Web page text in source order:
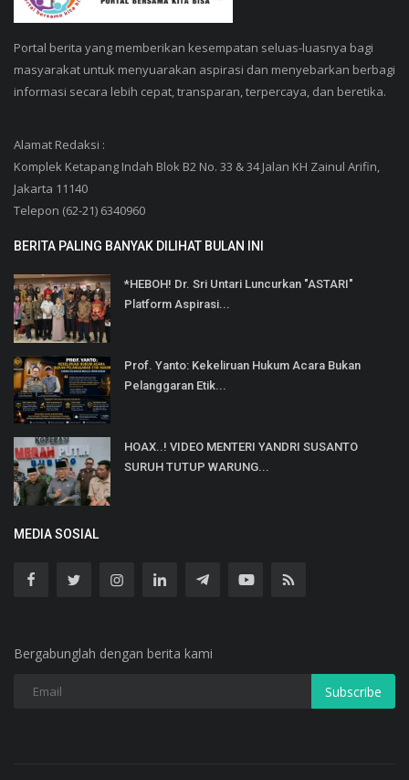
Portal berita yang memberikan kesempatan seluas-luasnya bagi
masyarakat untuk menyuarakan aspirasi dan menyebarkan berbagi
informasi secara lebih cepat, transparan, terpercaya, dan beretika.
Alamat Redaksi :
Komplek Ketapang Indah Blok B2 No. 33 & 34 Jalan KH Zainul Arifin,
Jakarta 11140
Telepon (62-21) 6340960
BERITA PALING BANYAK DILIHAT BULAN INI
*HEBOH! Dr. Sri Untari Luncurkan "ASTARI"
Platform Aspirasi...
Prof. Yanto: Kekeliruan Hukum Acara Bukan
Pelanggaran Etik...
HOAX..! VIDEO MENTERI YANDRI SUSANTO
SURUH TUTUP WARUNG...
MEDIA SOSIAL
Bergabunglah dengan berita kami
Subscribe